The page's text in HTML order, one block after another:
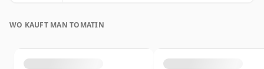
WO KAUFT MAN TOMATIN